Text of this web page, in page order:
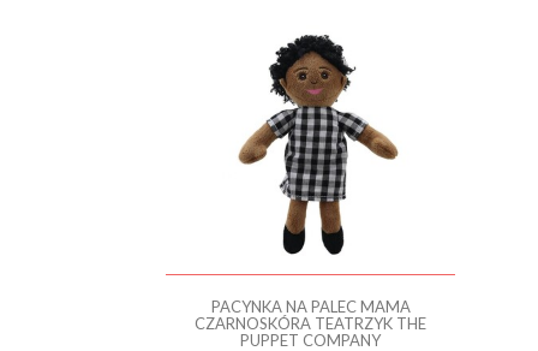
PACYNKA NA PALEC MAMA
CZARNOSKÓRA TEATRZYK THE
PUPPET COMPANY